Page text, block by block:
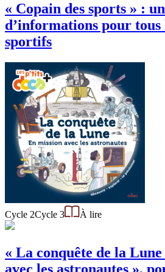
« Copain des sports » :
d’informations pour tous
sportifs
Cycle 2Cycle 3 À lire
« La conquête de la